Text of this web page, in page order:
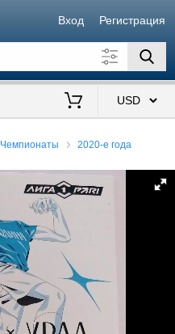
Вход Регистрация
Чемпионаты 2020-е года